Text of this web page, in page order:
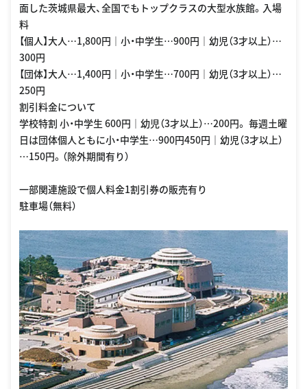
面した茨城県最大、全国でもトップクラスの大型水族館。入場
料
【個人】大人…1,800円｜小・中学生…900円｜幼児（3才以上）…
300円
【団体】大人…1,400円｜小・中学生…700円｜幼児（3才以上）…
250円
割引料金について
学校特割 小・中学生 600円｜幼児（3才以上）…200円。 毎週土曜
日は団体個人ともに小・中学生…900円450円｜幼児（3才以上）
…150円。（除外期間有り）
一部関連施設で個人料金1割引券の販売有り
駐車場（無料）